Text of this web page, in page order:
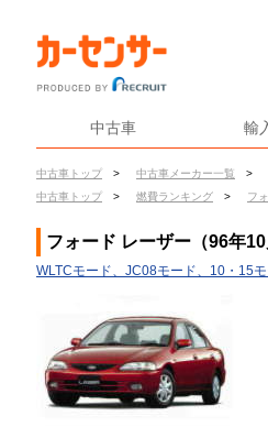
中古車 輸
中古車トップ > 中古車メーカー一覧 >
中古車トップ
> 燃費ランキング > フ
フォード レーザー（96年
WLTCモード、JC08モード、10・15